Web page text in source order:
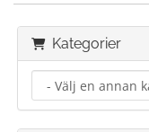
Kategorier